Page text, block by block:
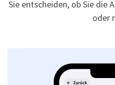
Sie entscheiden, ob Sie die
oder